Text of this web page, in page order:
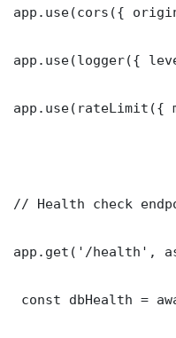
app.use(cors({ origin:
app.use(logger({
app.use(rateLimit({
// Health check
app.get('/health',
const dbHealth =